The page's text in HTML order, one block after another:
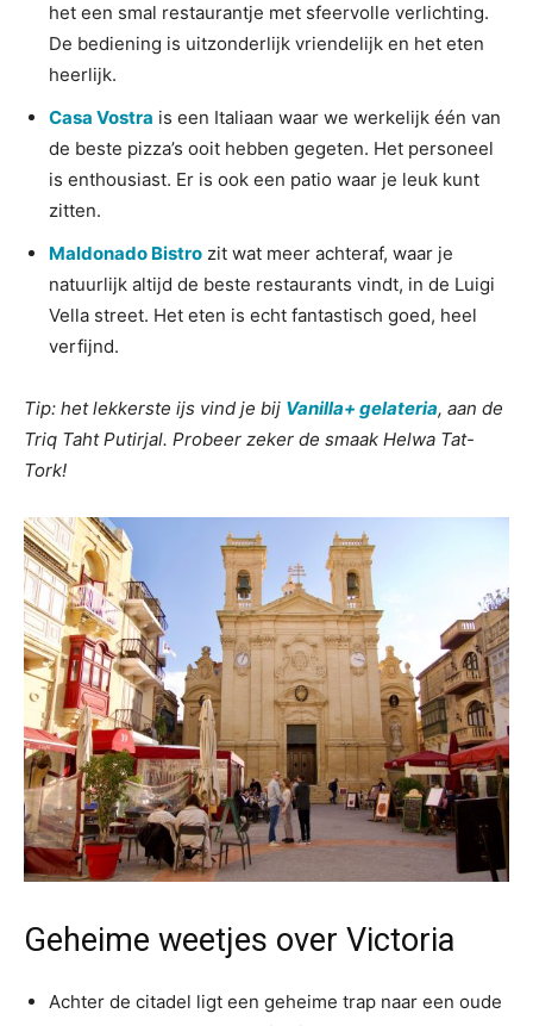
het een smal restaurantje met sfeervolle verlichting.
De bediening is uitzonderlijk vriendelijk en het eten
heerlijk.
Casa Vostra is een Italiaan waar we werkelijk één van
de beste pizza’s ooit hebben gegeten. Het personeel
is enthousiast. Er is ook een patio waar je leuk kunt
zitten.
Maldonado Bistro zit wat meer achteraf, waar je
natuurlijk altijd de beste restaurants vindt, in de Luigi
Vella street. Het eten is echt fantastisch goed, heel
verfijnd.
Tip: het lekkerste ijs vind je bij Vanilla+ gelateria, aan de
Triq Taht Putirjal. Probeer zeker de smaak Helwa Tat-
Tork!
Geheime weetjes over Victoria
Achter de citadel ligt een geheime trap naar een oude